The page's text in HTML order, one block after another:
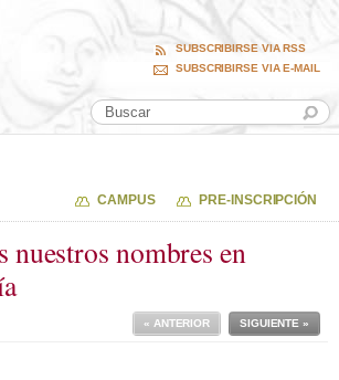
SUBSCRIBIRSE VIA RSS
SUBSCRIBIRSE VIA E-MAIL
CAMPUS PRE-INSCRIPCIÓN
nuestros nombres en
SIGUIENTE »
« ANTERIOR